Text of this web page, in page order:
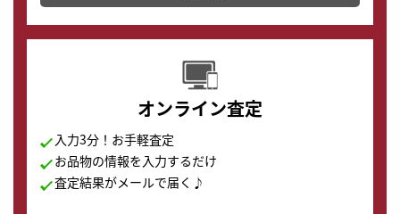
す。
オンライン査定
入力3分！お手軽査定
お品物の情報を入力するだけ
査定結果がメールで届く♪